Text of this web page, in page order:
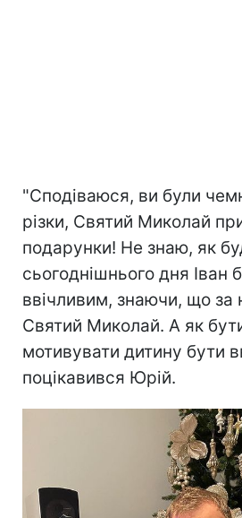
"Сподіваюся, ви були
різки, Святий Миколай
подарунки! Не знаю, як
сьогоднішнього дня Іван
ввічливим, знаючи, що за
Святий Миколай. А як
мотивувати дитину бути
поцікавився Юрій.